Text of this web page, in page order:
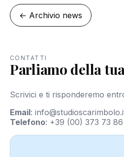
← Archivio news
CONTATTI
Parliamo della
Scrivici e ti risponderemo
Email:
Telefono: +39 (00) 373 73 86